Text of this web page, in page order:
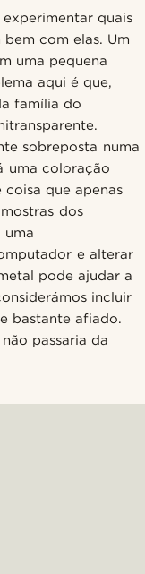
quais
com elas. Um
uma pequena
aqui é que,
família do
sobreposta numa
uma coloração
que apenas
dos
uma
e alterar
pode ajudar a
incluir
bastante afiado.
passaria da